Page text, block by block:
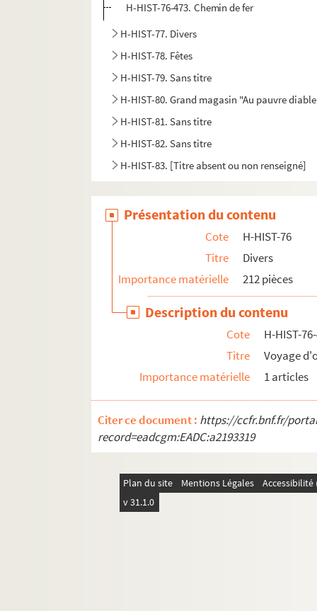
H-HIST-76-473. Chemin de fer
H-HIST-77. Divers
H-HIST-78. Fêtes
H-HIST-79. Sans titre
H-HIST-80. Grand magasin "Au pauvre
H-HIST-81. Sans titre
H-HIST-82. Sans titre
H-HIST-83. [Titre absent ou non renseigné]
Présentation du contenu
Cote
H-HIST-76
Titre
Divers
Importance matérielle
212 pièces
Description du contenu
Cote
H-HIST-
Titre
Voyage
Importance matérielle
1 articles
Citer ce document : https://ccfr.bnf.fr/
record=eadcgm:EADC:a2193319
Plan du site Mentions Légales
v 31.1.0